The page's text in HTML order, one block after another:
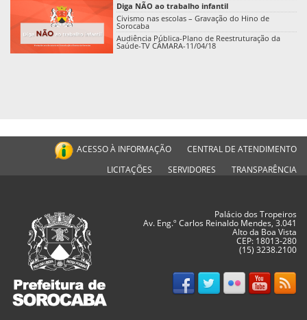
Diga NÃO ao trabalho infantil
Civismo nas escolas – Gravação do Hino de
Sorocaba
Audiência Pública-Plano de Reestruturação da
Saúde-TV CÂMARA-11/04/18
ACESSO À INFORMAÇÃO
CENTRAL DE ATENDIMENTO
LICITAÇÕES
SERVIDORES TRANSPARÊNCIA
Palácio dos Tropeiros
Av. Eng.º Carlos Reinaldo Mendes, 3.041
Alto da Boa Vista
CEP: 18013-280
(15) 3238.2100